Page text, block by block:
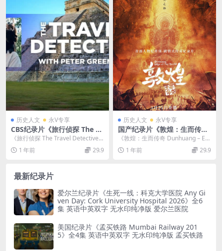
历史人文 永V专享
CBS纪录片《旅行侦探 The Tr
avel Detective 2023》第6-8
季全24集 英语中英双字 无水
印纯净版 1080P/MKV/49.6G
《旅行侦探 The Travel Detective 2
023》第6-8季全24...
1 年前 29.9
历史人文 永V专享
国产纪录片《敦煌：生而传奇
Dunhuang – Edge of the W
orld 2021》全5集 国语中字 4
K超清/2160P/MP4/3.44G 国
《敦煌：生而传奇 Dunhuang – Ed
ge of the Wo...
1 年前 29.9
最新纪录片
爱尔兰纪录片《生死一线：科克大学医院 Any Gi
ven Day: Cork University Hospital 2026》全6
集 英语中英双字 无水印纯净版 爱尔兰医院
美国纪录片《孟买铁路 Mumbai Railway 201
5》全4集 英语中英双字 无水印纯净版 孟买铁路